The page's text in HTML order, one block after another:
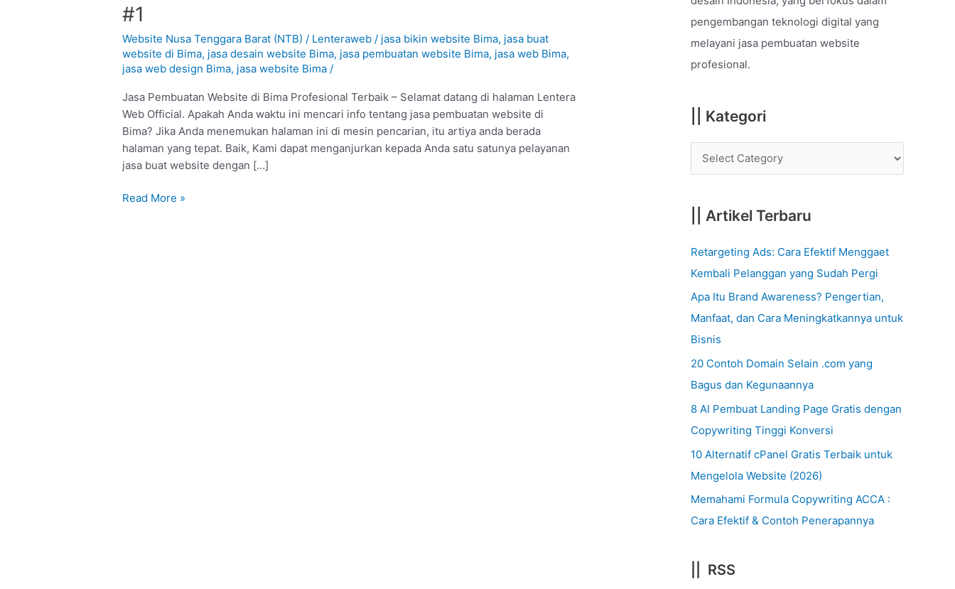
#1
Website Nusa Tenggara Barat (NTB) / Lenteraweb/ jasa bikin website Bima, jasa buat
website di Bima, jasa desain website Bima, jasa pembuatan website Bima, jasa web Bima,
jasa web design Bima, jasa website Bima /
Jasa Pembuatan Website di Bima Profesional Terbaik – Selamat datang di halaman Lentera
Web Official. Apakah Anda waktu ini mencari info tentang jasa pembuatan website di
Bima? Jika Anda menemukan halaman ini di mesin pencarian, itu artiya anda berada
halaman yang tepat. Baik, Kami dapat menganjurkan kepada Anda satu satunya pelayanan
jasa buat website dengan […]
Website
di
Bima
:
#1
Read More »
o
r
:
pengembangan teknologi digital yang
melayani jasa pembuatan website
profesional.
|| Kategori
|| Artikel Terbaru
Retargeting Ads: Cara Efektif Menggaet
Kembali Pelanggan yang Sudah Pergi
Apa Itu Brand Awareness? Pengertian,
Manfaat, dan Cara Meningkatkannya untuk
Bisnis
20 Contoh Domain Selain .com yang
Bagus dan Kegunaannya
8 AI Pembuat Landing Page Gratis dengan
Copywriting Tinggi Konversi
10 Alternatif cPanel Gratis Terbaik untuk
Mengelola Website (2026)
Memahami Formula Copywriting ACCA :
Cara Efektif & Contoh Penerapannya
|| RSS